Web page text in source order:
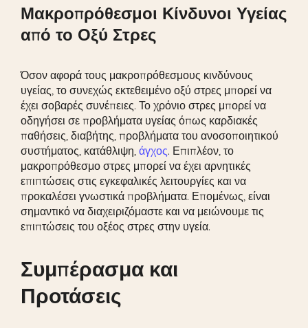
Μακροπρόθεσμοι Κίνδυνοι Υγείας
από το Οξύ Στρες
Όσον αφορά τους μακροπρόθεσμους κινδύνους
υγείας, το συνεχώς εκτεθειμένο οξύ στρες μπορεί να
έχει σοβαρές συνέπειες. Το χρόνιο στρες μπορεί να
οδηγήσει σε προβλήματα υγείας όπως καρδιακές
παθήσεις, διαβήτης, προβλήματα του ανοσοποιητικού
συστήματος, κατάθλιψη, άγχος. Επιπλέον, το
μακροπρόθεσμο στρες μπορεί να έχει αρνητικές
επιπτώσεις στις εγκεφαλικές λειτουργίες και να
προκαλέσει γνωστικά προβλήματα. Επομένως, είναι
σημαντικό να διαχειριζόμαστε και να μειώνουμε τις
επιπτώσεις του οξέος στρες στην υγεία.
Συμπέρασμα και
Προτάσεις